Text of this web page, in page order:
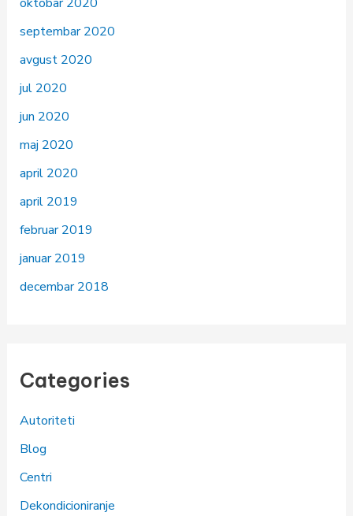
septembar 2020
avgust 2020
jul 2020
jun 2020
maj 2020
april 2020
april 2019
februar 2019
januar 2019
decembar 2018
Categories
Autoriteti
Blog
Centri
Dekondicioniranje